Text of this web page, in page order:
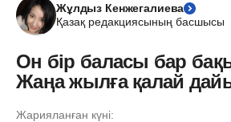
Жұлдыз Кенжегалиева
Қазақ редакциясының басшысы
Он бір баласы бар
Жаңа жылға қалай
Жарияланған күні: